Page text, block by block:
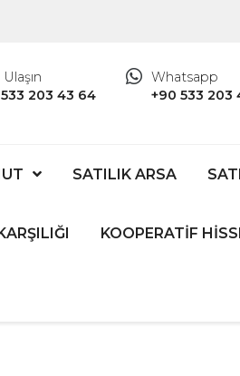
203 43 64
Whatsapp
+90 533 203
SATILIK ARSA
KOOPERATİF